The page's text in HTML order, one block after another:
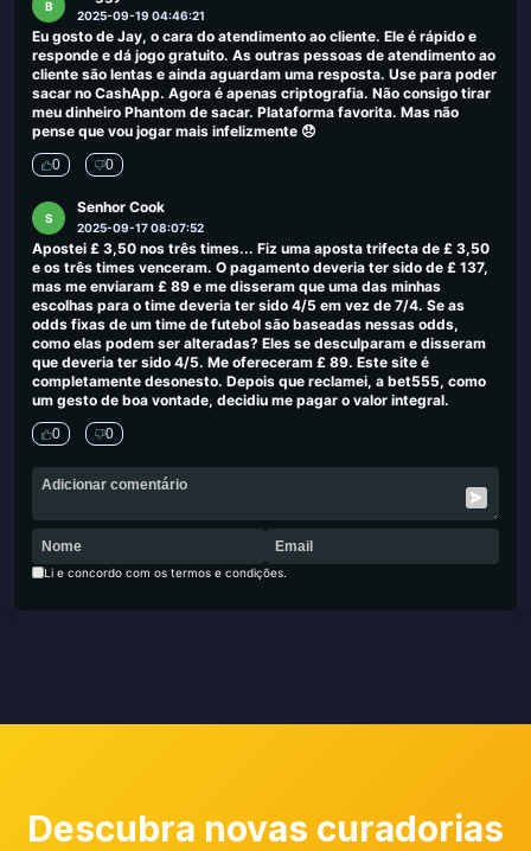
B
2025-09-19 04:46:21
Eu gosto de Jay, o cara do atendimento ao cliente. Ele é rápido e
responde e dá jogo gratuito. As outras pessoas de atendimento ao
cliente são lentas e ainda aguardam uma resposta. Use para poder
sacar no CashApp. Agora é apenas criptografia. Não consigo tirar
meu dinheiro Phantom de sacar. Plataforma favorita. Mas não
pense que vou jogar mais infelizmente 😞
0 0
S
Senhor Cook
2025-09-17 08:07:52
Apostei £ 3,50 nos três times... Fiz uma aposta trifecta de £ 3,50
e os três times venceram. O pagamento deveria ter sido de £ 137,
mas me enviaram £ 89 e me disseram que uma das minhas
escolhas para o time deveria ter sido 4/5 em vez de 7/4. Se as
odds fixas de um time de futebol são baseadas nessas odds,
como elas podem ser alteradas? Eles se desculparam e disseram
que deveria ter sido 4/5. Me ofereceram £ 89. Este site é
completamente desonesto. Depois que reclamei, a bet555, como
um gesto de boa vontade, decidiu me pagar o valor integral.
0 0
Li e concordo com os termos e condições.
Descubra novas curadorias